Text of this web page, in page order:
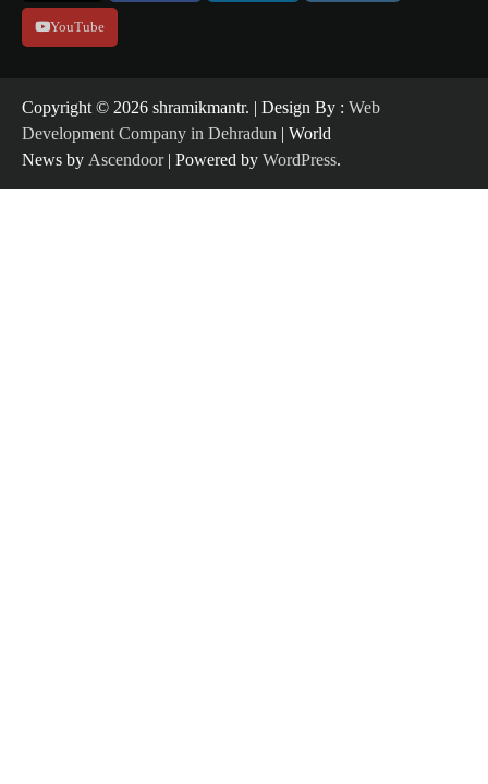
YouTube
Copyright ©️ 2026 shramikmantr. | Design By : Web
Development Company in Dehradun | World
News by Ascendoor| Powered by WordPress.